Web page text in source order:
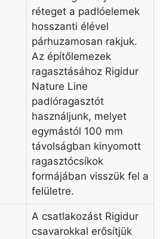
réteget a padlóelemek
hosszanti élével
párhuzamosan rakjuk.
Az építőlemezek
ragasztásához Rigidur
Nature Line
padlóragasztót
használjunk, melyet
egymástól 100 mm
távolságban kinyomott
ragasztócsíkok
formájában visszük fel a
felületre.
A csatlakozást Rigidur
csavarokkal erősítjük